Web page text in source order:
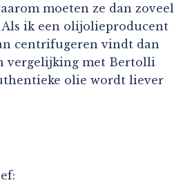
moeten ze dan zoveel
Als ik een olijolieproducent
centrifugeren vindt dan
vergelijking met Bertolli
olie wordt liever